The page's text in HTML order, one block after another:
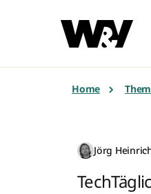
Home
Jörg